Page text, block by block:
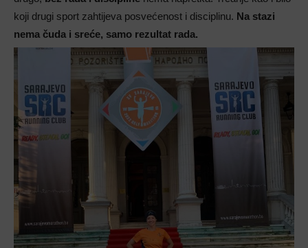
koji drugi sport zahtijeva posvećenost i disciplinu. Na stazi
nema čuda i sreće, samo rezultat rada.